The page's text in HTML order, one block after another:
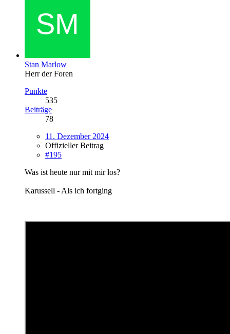
Stan Marlow
Herr der Foren
Punkte
535
Beiträge
78
11. Dezember 2024
Offizieller Beitrag
#195
Was ist heute nur mit mir los?
Karussell - Als ich fortging